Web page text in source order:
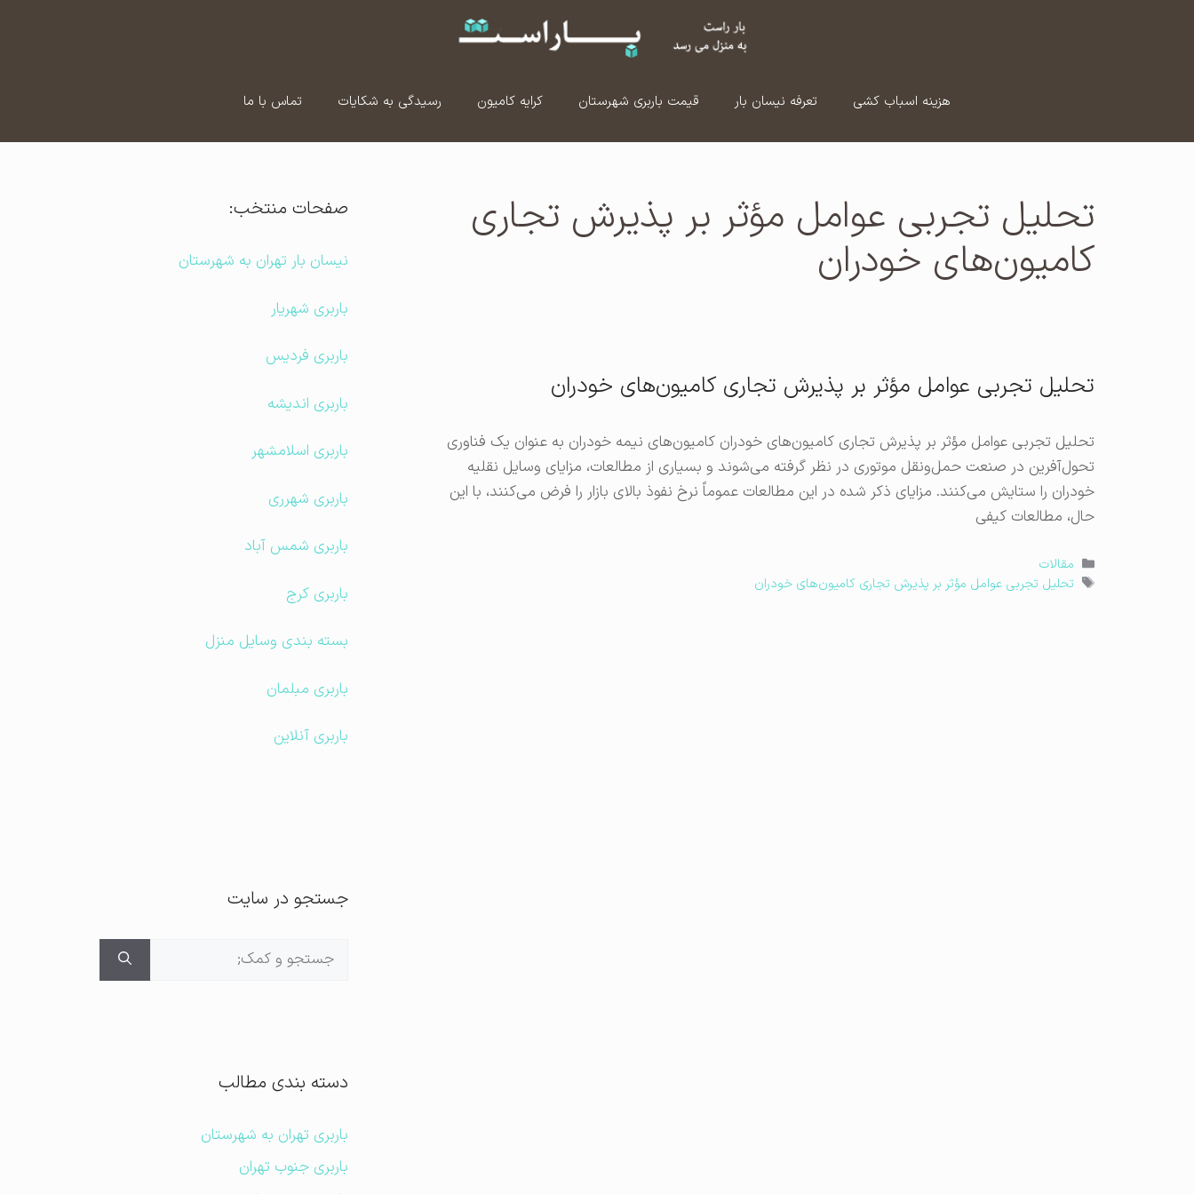
هزینه اسباب کشی تعرفه نیسان بار قیمت باربری شهرستان کرایه کامیون رسیدگی به شکایات تماس با ما
تحلیل تجربی عوامل مؤثر بر پذیرش تجاری
کامیون‌های خودران
تحلیل تجربی عوامل مؤثر بر پذیرش تجاری کامیون‌های خودران
تحلیل تجربی عوامل مؤثر بر پذیرش تجاری کامیون‌های خودران کامیون‌های نیمه خودران به عنوان یک فناوری
تحول‌آفرین در صنعت حمل‌ونقل موتوری در نظر گرفته می‌شوند و بسیاری از مطالعات، مزایای وسایل نقلیه
خودران را ستایش می‌کنند. مزایای ذکر شده در این مطالعات عموماً نرخ نفوذ بالای بازار را فرض می‌کنند، با این
حال، مطالعات کیفی
دسته‌ها
مقالات
برچسب‌ها
تحلیل تجربی عوامل مؤثر بر پذیرش تجاری کامیون‌های خودران
صفحات منتخب:
نیسان بار تهران به شهرستان
باربری شهریار
باربری فردیس
باربری اندیشه
باربری اسلامشهر
باربری شهرری
باربری شمس آباد
باربری کرج
بسته بندی وسایل منزل
باربری مبلمان
باربری آنلاین
جستجو در سایت
جستجوی
دسته بندی مطالب
باربری تهران به شهرستان
باربری جنوب تهران